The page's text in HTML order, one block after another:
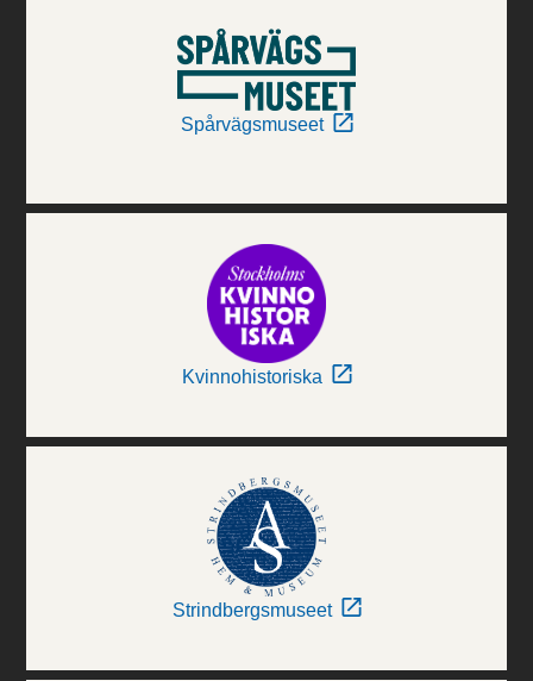
Spårvägsmuseet
Kvinnohistoriska
Strindbergsmuseet